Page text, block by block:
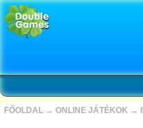
FŐOLDAL → ONLINE JÁTÉKOK →